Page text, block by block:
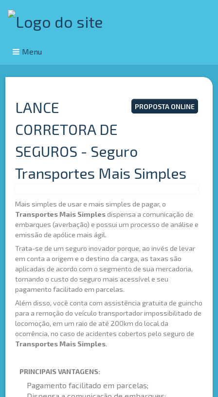
Menu
PROPOSTA ONLINE
LANCE
CORRETORA DE
SEGUROS - Seguro
Transportes Mais Simples
Mais simples de usar e mais simples de pagar, o
Transportes Mais Simplesdispensa a comunicação de
embarques (averbação) e possui um processo de análise e
emissão de apólice mais ágil.
Trata-se de um seguro inovador porque, ao invés de levar
em conta a origem e o destino da carga, as taxas são
aplicadas de acordo com o segmento de sua mercadoria,
tornando o custo do seguro mais acessível e seu
pagamento facilitado em parcelas.
Além disso, você conta com assistência gratuita de guincho
para a remoção do veículo transportador impossibilitado de
locomoção, em um raio de até 200km do local da
ocorrência, no caso de acidentes cobertos pelo seguro de
Transportes Mais Simples.
PRINCIPAIS VANTAGENS:
Pagamento facilitado em parcelas;